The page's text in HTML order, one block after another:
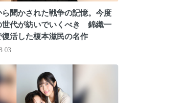
聞かされた戦争の記憶。今度
世代が紡いでいくべき 錦織一
活した榎本滋民の名作